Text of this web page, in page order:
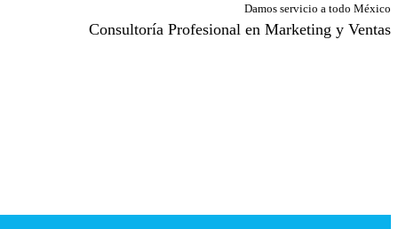
Damos servicio a todo México
Consultoría Profesional en Marketing y Ventas